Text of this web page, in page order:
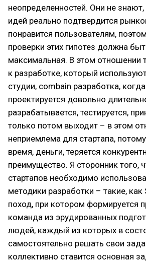
неопределенностей. Они не знают,
идей реально подтвердится
понравится пользователям,
проверки этих гипотез должна
максимальная. В этом отношении
к разработке, который
студии, combain разработка,
проектируется довольно
разрабатывается, тестируется,
только потом выходит – в этом
неприемлема для стартапа,
время, деньги, теряется
преимущество. Я сторонник того,
стартапов необходимо
методики разработки – такие, как
поход, при котором формируется
команда из эрудированных
людей, каждый из которых в
самостоятельно решать свои
коллективно ставится основная